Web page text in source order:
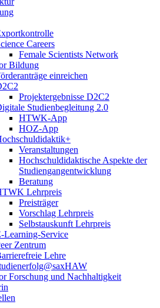
Careers
Female Scientists Network
Bildung
einreichen
Projektergebnisse D2C2
Studienbegleitung 2.0
HTWK-App
HOZ-App
Veranstaltungen
Hochschuldidaktische Aspekte der
Studiengangentwicklung
Beratung
Lehrpreis
Preisträger
Vorschlag Lehrpreis
Selbstauskunft Lehrpreis
Learning-Service
Zentrum
Lehre
Forschung und Nachhaltigkeit